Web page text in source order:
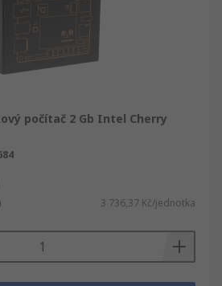
počítač 2 Gb Intel Cherry
3 736,37 Kč/jednotka